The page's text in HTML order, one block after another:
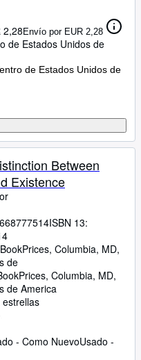
2,28Envío por EUR 2,28
de Estados Unidos de
de Estados Unidos de
Between
Existence
ISBN 13:
Columbia, MD,
de
, Columbia, MD,
de America
- Como NuevoUsado -